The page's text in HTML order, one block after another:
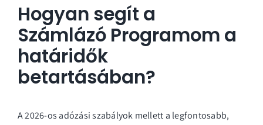
Hogyan segít a
Számlázó Programom a
határidők
betartásában?
A 2026-os adózási szabályok mellett a legfontosabb,